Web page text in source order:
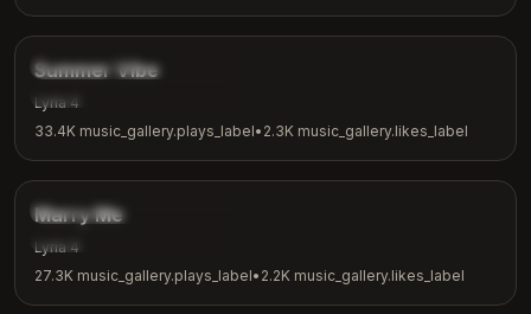
music_gallery.tags.chill
Summer Vibe
Lyria 4
33.4K music_gallery.plays_label• 2.3K music_gallery.likes_label
music_gallery.tags.romantic
Marry Me
Lyria 4
27.3K music_gallery.plays_label• 2.2K music_gallery.likes_label